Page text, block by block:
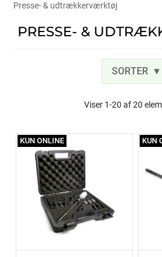
Presse- & udtrækkerværktøj
PRESSE- &
SORTER
Viser 1-20 af 20
KUN ONLINE KUN